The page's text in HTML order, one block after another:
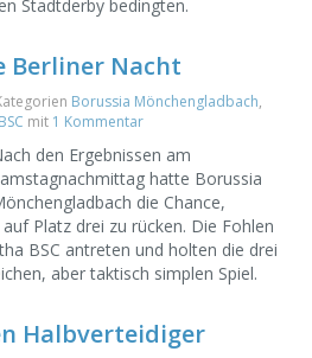
Stadtderby bedingten.
Berliner Nacht
Borussia Mönchengladbach,
mit 1 Kommentar
den Ergebnissen am
hatte Borussia
die Chance,
Platz drei zu rücken. Die Fohlen
BSC antreten und holten die drei
aber taktisch simplen Spiel.
Halbverteidiger